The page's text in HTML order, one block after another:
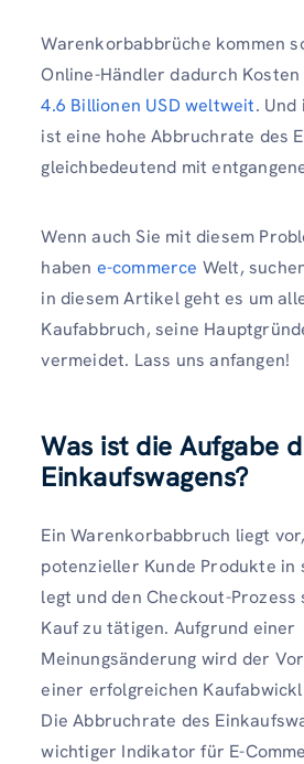
Warenkorbabbrüche kommen
Online-Händler dadurch Kosten
4.6 Billionen USD weltweit. Und
ist eine hohe Abbruchrate des
gleichbedeutend mit
Wenn auch Sie mit diesem
haben e-commerce Welt,
in diesem Artikel geht es um
Kaufabbruch, seine
vermeidet. Lass uns anfangen!
Was ist die Aufgabe
Einkaufswagens?
Ein Warenkorbabbruch liegt
potenzieller Kunde Produkte in
legt und den Checkout-
Kauf zu tätigen. Aufgrund einer
Meinungsänderung wird der
einer erfolgreichen
Die Abbruchrate des
wichtiger Indikator für E-